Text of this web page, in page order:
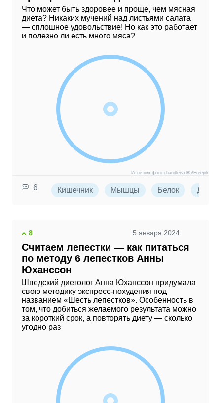
Что может быть здоровее и проще, чем мясная
диета? Никаких мучений над листьями салата
— сплошное удовольствие! Но как это работает
и полезно ли есть много мяса?
Источник фото chandlervid85/Freepik
6 Кишечник Мышцы Белок Диета
8 5 января 2024
Считаем лепестки — как питаться
по методу 6 лепестков Анны
Юханссон
Шведский диетолог Анна Юханссон придумала
свою методику экспресс-похудения под
названием «Шесть лепестков». Особенность в
том, что добиться желаемого результата можно
за короткий срок, а повторять диету — сколько
угодно раз